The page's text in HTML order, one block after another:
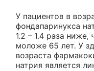
У пациентов в
фондапаринукса
1.2 – 1.4 раза
моложе 65 лет. У
возраста
натрия является